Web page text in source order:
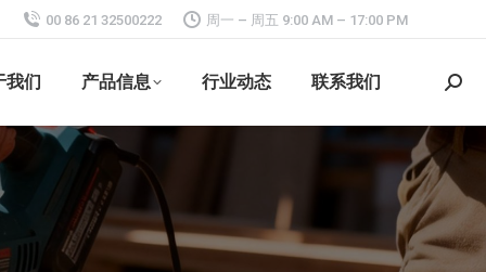
00 86 21 32500222 周一 – 周五 9:00 AM – 17:00 PM
我们 产品信息 行业动态 联系我们
搜